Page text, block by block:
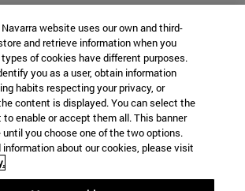
website uses our own and third-
and retrieve information when you
of cookies have different purposes.
you as a user, obtain information
habits respecting your privacy, or
content is displayed. You can select the
enable or accept them all. This banner
you choose one of the two options.
information about our cookies, please visit